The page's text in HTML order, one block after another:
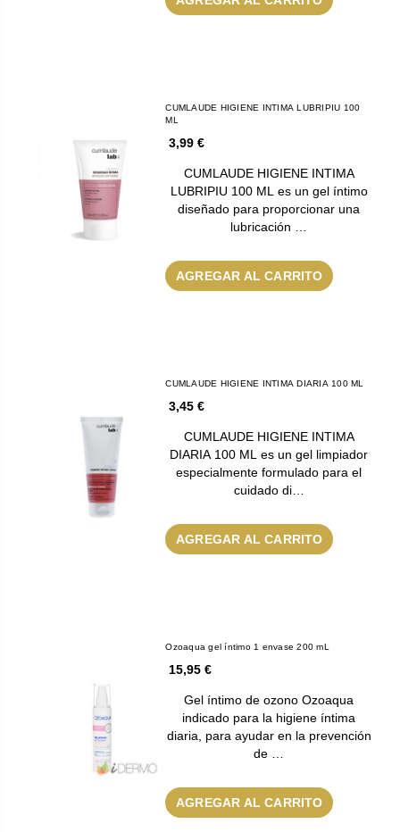
CUMLAUDE HIGIENE INTIMA LUBRIPIU 100
ML
3,99 €
CUMLAUDE HIGIENE INTIMA
LUBRIPIU 100 ML es un gel íntimo
diseñado para proporcionar una
lubricación …
AGREGAR AL CARRITO
CUMLAUDE HIGIENE INTIMA DIARIA 100 ML
3,45 €
CUMLAUDE HIGIENE INTIMA
DIARIA 100 ML es un gel limpiador
especialmente formulado para el
cuidado di…
AGREGAR AL CARRITO
Ozoaqua gel íntimo 1 envase 200 mL
15,95 €
Gel íntimo de ozono Ozoaqua
indicado para la higiene íntima
diaria, para ayudar en la prevención
de …
AGREGAR AL CARRITO